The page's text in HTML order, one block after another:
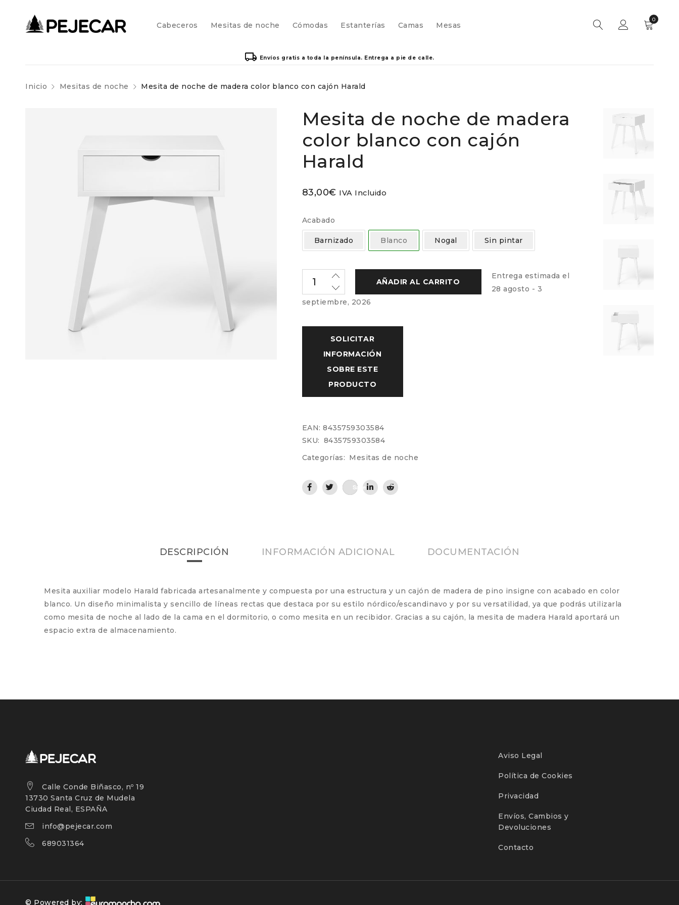
Cabeceros Mesitas de noche Cómodas Estanterías Camas Mesas
0
Envíos gratis a toda la península. Entrega a pie de calle.
Inicio Mesitas de noche Mesita de noche de madera color blanco con cajón Harald
Mesita de noche de madera
color blanco con cajón
Harald
83,00€ IVA Incluido
Acabado
Barnizado Blanco Nogal Sin pintar
AÑADIR AL CARRITO
Entrega estimada el
28 agosto - 3
septiembre, 2026
EAN:8435759303584
SKU: 8435759303584
Categorías: Mesitas de noche
Save
DESCRIPCIÓN INFORMACIÓN ADICIONAL DOCUMENTACIÓN
Mesita auxiliar modelo Harald fabricada artesanalmente y compuesta por una estructura y un cajón de madera de pino insigne con acabado en color
blanco. Un diseño minimalista y sencillo de líneas rectas que destaca por su estilo nórdico/escandinavo y por su versatilidad, ya que podrás utilizarla
como mesita de noche al lado de la cama en el dormitorio, o como mesita en un recibidor. Gracias a su cajón, la mesita de madera Harald aportará un
espacio extra de almacenamiento.
Calle Conde Biñasco, nº 19
13730 Santa Cruz de Mudela
Ciudad Real, ESPAÑA
info@pejecar.com
689031364
Aviso Legal
Política de Cookies
Privacidad
Envíos, Cambios y
Devoluciones
Contacto
© Powered by: